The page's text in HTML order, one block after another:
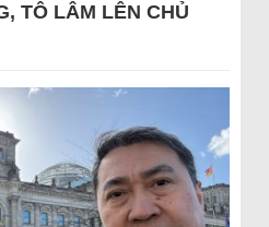
TÔ LÂM LÊN CHỦ